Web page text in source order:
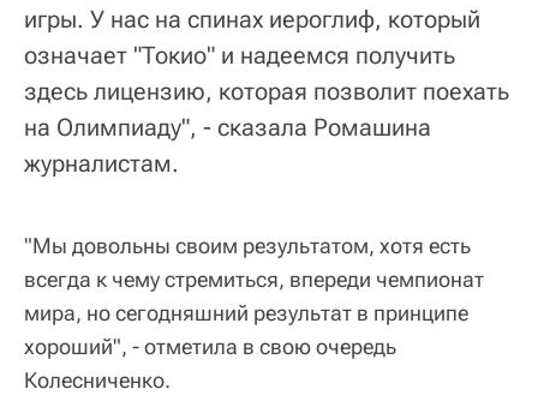
игры. У нас на спинах иероглиф, который
означает "Токио" и надеемся получить
здесь лицензию, которая позволит поехать
на Олимпиаду", - сказала Ромашина
журналистам.
"Мы довольны своим результатом, хотя есть
всегда к чему стремиться, впереди чемпионат
мира, но сегодняшний результат в принципе
хороший", - отметила в свою очередь
Колесниченко.